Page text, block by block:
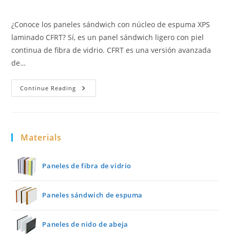
¿Conoce los paneles sándwich con núcleo de espuma XPS
laminado CFRT? Sí, es un panel sándwich ligero con piel
continua de fibra de vidrio. CFRT es una versión avanzada
de…
Continue Reading Panel
Emparedado
Materials
Paneles de fibra de vidrio
Paneles sándwich de espuma
Paneles de nido de abeja